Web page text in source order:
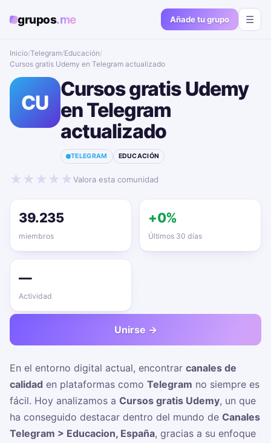
grupos.me Añade tu grupo ☰
Inicio/Telegram/Educación/
Cursos gratis Udemy en Telegram actualizado📱🔥
CU
Cursos gratis Udemy
en Telegram
actualizado📱🔥
TELEGRAM EDUCACIÓN
★ ★ ★ ★ ★Valora esta comunidad
39.235
miembros
+0%
Últimos 30 días
—
Actividad
Unirse →
En el entorno digital actual, encontrar canales de
calidad en plataformas como Telegram no siempre es
fácil. Hoy analizamos a Cursos gratis Udemy, un que
ha conseguido destacar dentro del mundo de Canales
Telegram > Educacion, España, gracias a su enfoque